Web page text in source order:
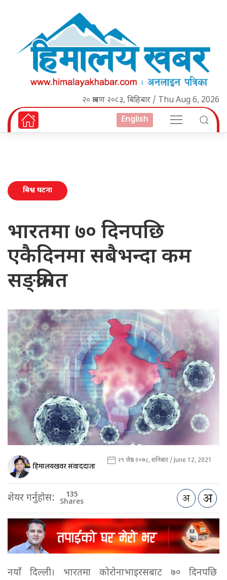
२० श्रावण २०८३, बिहिबार / Thu Aug 6, 2026
English
बिश्व घटना
भारतमा ७० दिनपछि
एकैदिनमा सबैभन्दा कम
सङ्क्रमित
हिमालयखवर संवाददाता २९ जेष्ठ २०७८, शनिबार / June 12, 2021
शेयर गर्नुहोस: 135
Shares
नयाँ दिल्ली। भारतमा कोरोनाभाइरसबाट ७० दिनपछि